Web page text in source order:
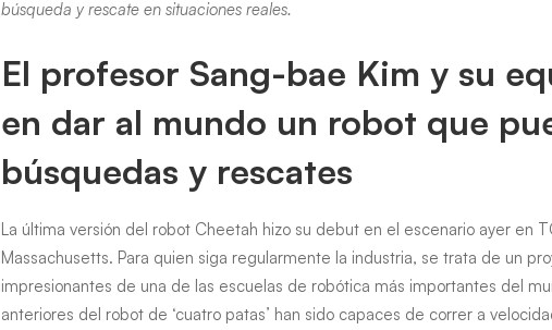
construido
para
salvar
vidas
búsqueda y rescate en situaciones reales.
El profesor Sang-bae Kim y su
en dar al mundo un robot que
búsquedas y rescates
La última versión del robot Cheetah hizo su debut en el escenario ayer en
Massachusetts. Para quien siga regularmente la industria, se trata de un
impresionantes de una de las escuelas de robótica más importantes del
anteriores del robot de ‘cuatro patas’ han sido capaces de correr a